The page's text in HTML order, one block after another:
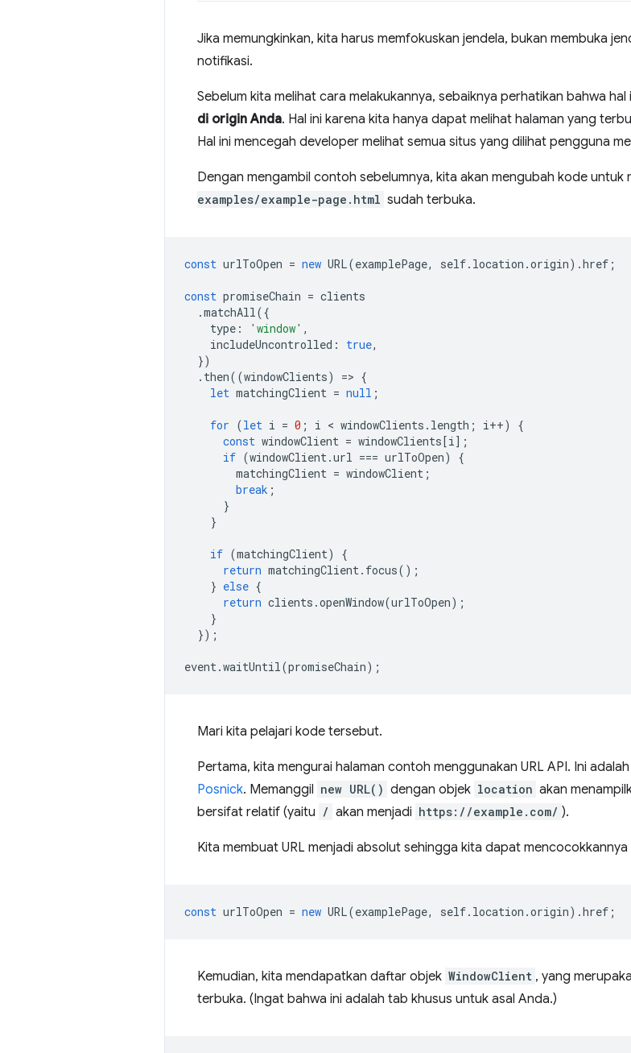
Jika memungkinkan, kita harus memfokuskan jendela, bukan membuka
notifikasi.
Sebelum kita melihat cara melakukannya, sebaiknya perhatikan bahwa hal
di origin Anda. Hal ini karena kita hanya dapat melihat halaman yang
Hal ini mencegah developer melihat semua situs yang dilihat pengguna
Dengan mengambil contoh sebelumnya, kita akan mengubah kode untuk
examples/example-page.html sudah terbuka.
const urlToOpen = new URL(examplePage, self. location .origin).href ;
const promiseChain = clients
.matchAll({
type : 'window' ,
includeUncontrolled : true,
})
. then((windowClients) => {
let matchingClient = null ;
for (let i = 0 ; i < windowClients . length ; i++)
{
const windowClient = windowClients[i];
if (windowClient.url === urlToOpen)
{
matchingClient = windowClient ;
break ;
}
}
if (matchingClient)
{
return matchingClient. focus();
} else {
return clients .openWindow(urlToOpen);
}
});
event.waitUntil(promiseChain);
Mari kita pelajari kode tersebut.
Pertama, kita mengurai halaman contoh menggunakan URL API. Ini
Posnick. Memanggil new URL() dengan objek location akan
bersifat relatif (yaitu / akan menjadi https://example.com/ ).
Kita membuat URL menjadi absolut sehingga kita dapat mencocokkannya
const urlToOpen = new URL(examplePage, self. location .origin).href ;
Kemudian, kita mendapatkan daftar objek WindowClient , yang
terbuka. (Ingat bahwa ini adalah tab khusus untuk asal Anda.)